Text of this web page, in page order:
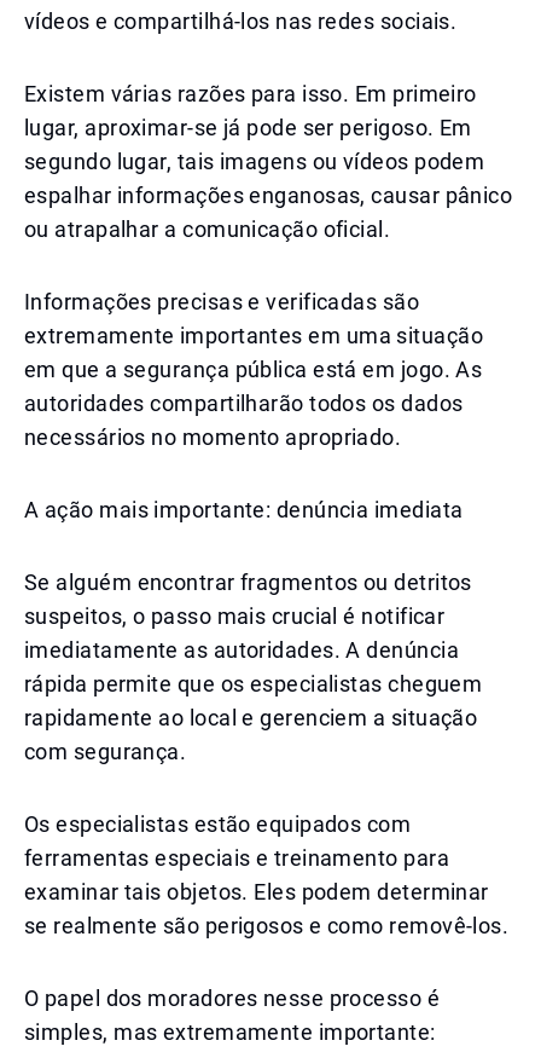
vídeos e compartilhá-los nas redes sociais.
Existem várias razões para isso. Em primeiro
lugar, aproximar-se já pode ser perigoso. Em
segundo lugar, tais imagens ou vídeos podem
espalhar informações enganosas, causar pânico
ou atrapalhar a comunicação oficial.
Informações precisas e verificadas são
extremamente importantes em uma situação
em que a segurança pública está em jogo. As
autoridades compartilharão todos os dados
necessários no momento apropriado.
A ação mais importante: denúncia imediata
Se alguém encontrar fragmentos ou detritos
suspeitos, o passo mais crucial é notificar
imediatamente as autoridades. A denúncia
rápida permite que os especialistas cheguem
rapidamente ao local e gerenciem a situação
com segurança.
Os especialistas estão equipados com
ferramentas especiais e treinamento para
examinar tais objetos. Eles podem determinar
se realmente são perigosos e como removê-los.
O papel dos moradores nesse processo é
simples, mas extremamente importante: